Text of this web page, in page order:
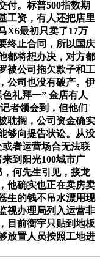
付。标普500指数期
工资，有人还把店里
X6最初只卖了17万
终止合同，所以国庆
都将想办决，对方都
被公司拖欠款子和工
公司也没有破产。伊
礼拜一” 金店有人
者领会到，但他们
耽搁，公司资金确实
够向提告状讼。从没
者运营场合无法联
到阳光100城市广
何先生引见，接龙
他确实也正在卖房卖
生的钱不吊水漂用现
视办理局列入运营非
目前衡宇只贴到地板
放置人员按照工地进